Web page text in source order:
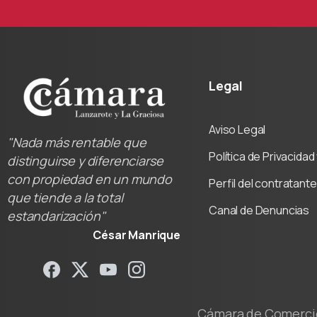
"Nada más rentable que
distinguirse y diferenciarse
con propiedad en un mundo
que tiende a la total
estandarización"
César Manrique
Legal
Aviso Legal
Política de
Perfil del contratante
Canal de Denuncias
Cámara de